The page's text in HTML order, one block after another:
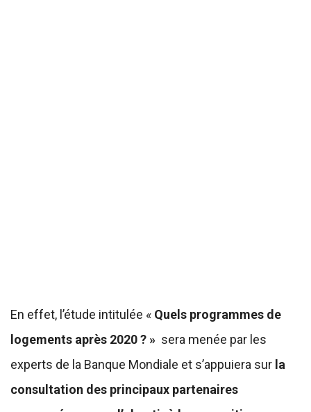
En effet, l’étude intitulée « Quels programmes de
logements après 2020 ? » sera menée par les
experts de la Banque Mondiale et s’appuiera sur la
consultation des principaux partenaires